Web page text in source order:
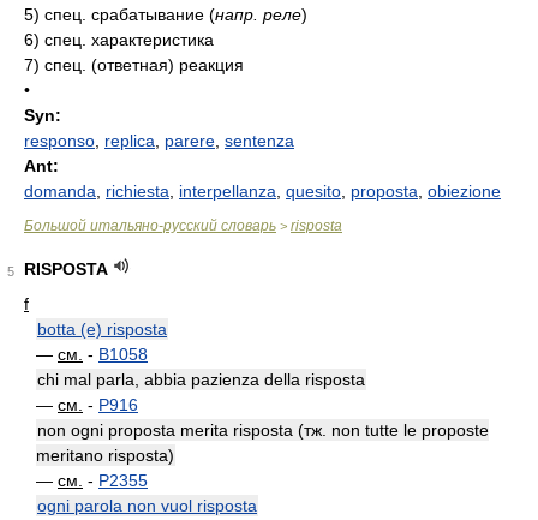
5) спец. срабатывание (напр. реле)
6) спец. характеристика
7) спец. (ответная) реакция
•
Syn:
responso replica parere sentenza
Ant:
domanda
richiesta interpellanza quesito proposta obiezione
Большой итальяно-русский словарь > risposta
5
RISPOSTA
f
botta (e) risposta
— см. - B1058
chi mal parla, abbia pazienza della risposta
— см. - P916
non ogni proposta merita risposta (тж. non tutte le proposte
meritano risposta)
— см. - P2355
ogni parola non vuol risposta